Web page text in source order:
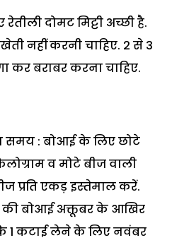
दोमट मिट्टी अच्छी है.
नहीं करनी चाहिए. 2 से 3
कर बराबर करना चाहिए.
समय : बोआई के लिए छोटे
व मोटे बीज वाली
प्रति एकड़ इस्तेमाल करें.
की बोआई अक्तूबर के आखिर
1 कटाई लेने के लिए नवंबर